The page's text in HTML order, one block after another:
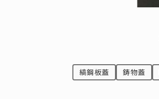
縞鋼板蓋 鋳物蓋